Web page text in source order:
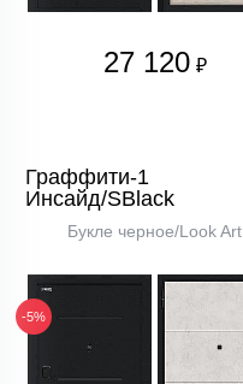
27 120 ₽
Граффити-1
Инсайд/SBlack
Букле черное/Look Art
-5%